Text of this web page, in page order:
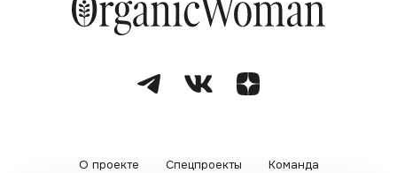
О проекте Спецпроекты Команда